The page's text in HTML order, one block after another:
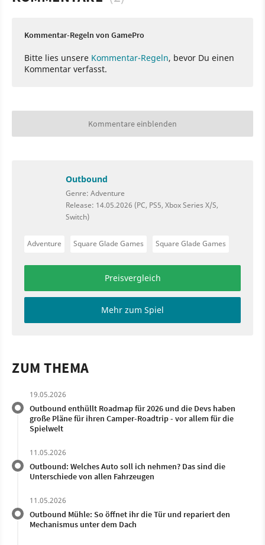
Kommentar-Regeln von GamePro
Bitte lies unsere Kommentar-Regeln, bevor Du einen
Kommentar verfasst.
Kommentare einblenden
Outbound
Genre: Adventure
Release: 14.05.2026 (PC, PS5, Xbox Series X/S,
Switch)
Adventure Square Glade Games Square Glade Games
Preisvergleich
Mehr zum Spiel
ZUM THEMA
19.05.2026
Outbound enthüllt Roadmap für 2026 und die Devs haben
große Pläne für ihren Camper-Roadtrip - vor allem für die
Spielwelt
11.05.2026
Outbound: Welches Auto soll ich nehmen? Das sind die
Unterschiede von allen Fahrzeugen
11.05.2026
Outbound Mühle: So öffnet ihr die Tür und repariert den
Mechanismus unter dem Dach